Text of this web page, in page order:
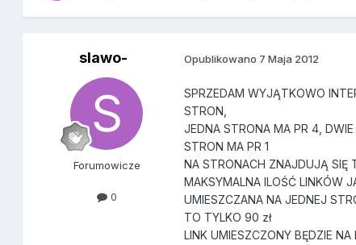
slawo-
Forumowicze
0
Opublikowano 7 Maja 2012
SPRZEDAM WYJĄTKOWO
STRON,
JEDNA STRONA MA PR 4,
STRON MA PR 1
NA STRONACH ZNAJDUJĄ SIĘ
MAKSYMALNA ILOŚĆ LINKÓW
UMIESZCZANA NA JEDNEJ
TO TYLKO 90 zł
LINK UMIESZCZONY BĘDZIE